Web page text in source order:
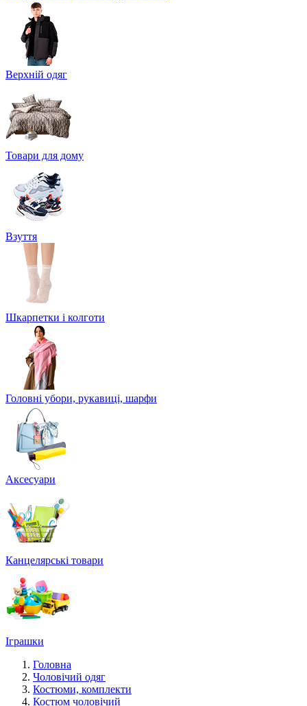
Верхній одяг
Товари для дому
Взуття
Шкарпетки і колготи
Головні убори, рукавиці, шарфи
Аксесуари
Канцелярські товари
Іграшки
Головна
Чоловічий одяг
Костюми, комплекти
Костюм чоловічий